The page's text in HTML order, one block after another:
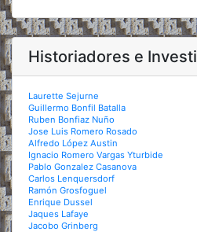
Historiadores e
Laurette Sejurne
Guillermo Bonfil Batalla
Ruben Bonfiaz Nuño
Jose Luis Romero Rosado
Alfredo López Austin
Ignacio Romero Vargas Yturbide
Pablo Gonzalez Casanova
Carlos Lenquersdorf
Ramón Grosfoguel
Enrique Dussel
Jaques Lafaye
Jacobo Grinberg